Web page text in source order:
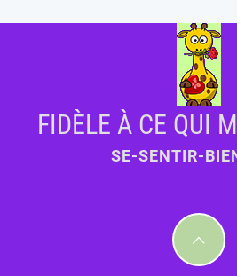
FIDÈLE À CE QUI
SE-SENTIR-